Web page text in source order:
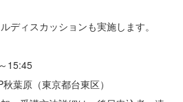
ディスカッションも実施します。
15:45
葉原（東京都台東区）